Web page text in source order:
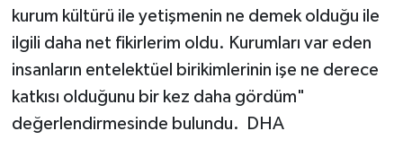
kurum kültürü ile yetişmenin ne demek olduğu ile
ilgili daha net fikirlerim oldu. Kurumları var eden
insanların entelektüel birikimlerinin işe ne derece
katkısı olduğunu bir kez daha gördüm"
değerlendirmesinde bulundu. DHA